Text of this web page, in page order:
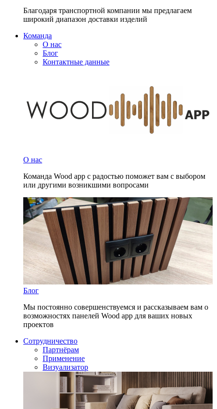
Благодаря транспортной компании мы предлагаем
широкий диапазон доставки изделий
Команда
О нас
Блог
Контактные данные
О нас
Команда Wood app с радостью поможет вам с выбором
или другими возникшими вопросами
Блог
Мы постоянно совершенствуемся и рассказываем вам о
возможностях панелей Wood app для ваших новых
проектов
Сотрудничество
Партнёрам
Применение
Визуализатор